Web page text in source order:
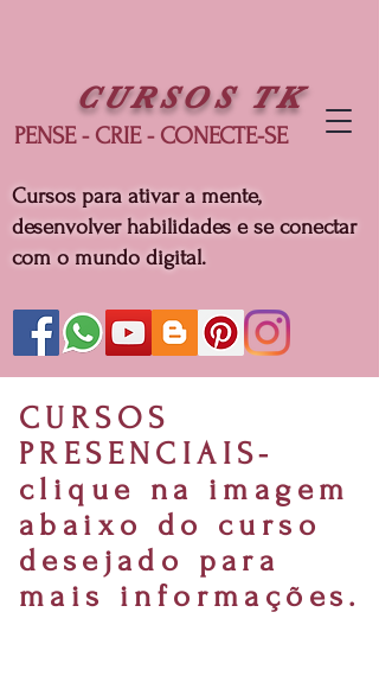
CURSOS TK
PENSE - CRIE - CONECTE-SE
Cursos para ativar a mente,
desenvolver habilidades e se conectar
com o mundo digital.
CURSOS
PRESENCIAIS-
clique na imagem
abaixo do curso
desejado para
mais informações.